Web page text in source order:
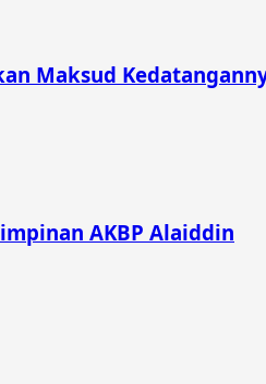
Maksud
AKBP Alaiddin